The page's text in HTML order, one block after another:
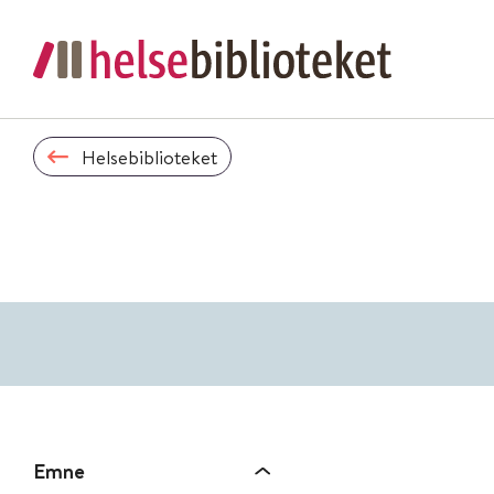
Helsebiblioteket
Emne